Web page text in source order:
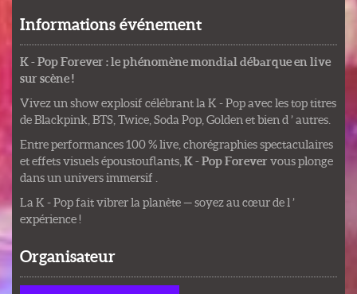
Informations événement
K - Pop Forever : le phénomène mondial débarque en live
sur scène !
Vivez un show explosif célébrant la K - Pop avec les top titres
de Blackpink, BTS, Twice, Soda Pop, Golden et bien d ’ autres.
Entre performances 100 % live, chorégraphies spectaculaires
et effets visuels époustouflants, K - Pop Forever vous plonge
dans un univers immersif .
La K - Pop fait vibrer la planète — soyez au cœur de l ’
expérience !
Organisateur